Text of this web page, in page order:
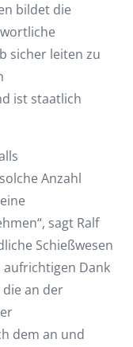
bildet die
sicher leiten zu
ist staatlich
Anzahl
sagt Ralf
Schießwesen
aufrichtigen Dank
an der
dem an und